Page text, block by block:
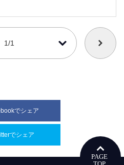
れた番号のページへリンクします
1/1
でシェア
でシェア 別ウィンドウで開きます